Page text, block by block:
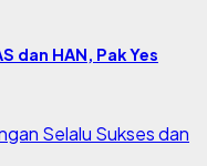
dan HAN, Pak Yes